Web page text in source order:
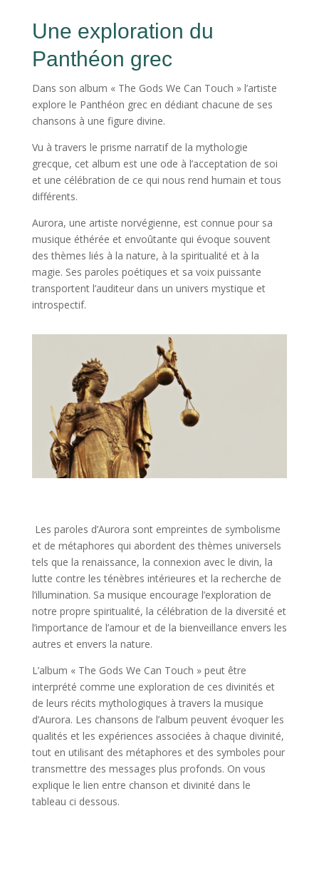
Une exploration du
Panthéon grec
Dans son album « The Gods We Can Touch »l’artiste
explore le Panthéon grec en dédiant chacune de ses
chansons à une figure divine.
Vu à travers le prisme narratif de la mythologie
grecque, cet album est une ode à l’acceptation de soi
et une célébration de ce qui nous rend humain et tous
différents.
Aurora, une artiste norvégienne, est connue pour sa
musique éthérée et envoûtante qui évoque souvent
des thèmes liés à la nature, à la spiritualité et à la
magie. Ses paroles poétiques et sa voix puissante
transportent l’auditeur dans un univers mystique et
introspectif.
Les paroles d’Aurora sont empreintes de symbolisme
et de métaphores qui abordent des thèmes universels
tels que la renaissance, la connexion avec le divin, la
lutte contre les ténèbres intérieures et la recherche de
l’illumination. Sa musique encourage l’exploration de
notre propre spiritualité, la célébration de la diversité et
l’importance de l’amour et de la bienveillance envers les
autres et envers la nature.
L’album « The Gods We Can Touch » peut être
interprété comme une exploration de ces divinités et
de leurs récits mythologiques à travers la musique
d’Aurora. Les chansons de l’album peuvent évoquer les
qualités et les expériences associées à chaque divinité,
tout en utilisant des métaphores et des symboles pour
transmettre des messages plus profonds. On vous
explique le lien entre chanson et divinité dans le
tableau ci dessous.